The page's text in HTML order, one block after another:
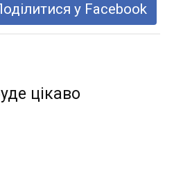
у Facebook
цікаво